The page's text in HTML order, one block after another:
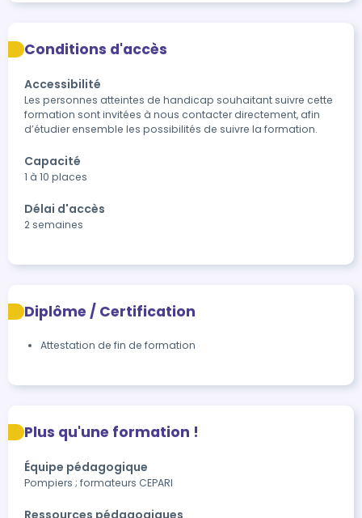
Conditions d'accès
Accessibilité
Les personnes atteintes de handicap souhaitant suivre cette
formation sont invitées à nous contacter directement, afin
d’étudier ensemble les possibilités de suivre la formation.
Capacité
1 à 10 places
Délai d'accès
2 semaines
Diplôme / Certification
Attestation de fin de formation
Plus qu'une formation !
Équipe pédagogique
Pompiers ; formateurs CEPARI
Ressources pédagogiques